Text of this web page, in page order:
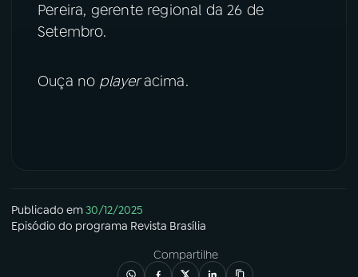
TikTok
Pereira, gerente regional da 26 de
Setembro.
Ouça no playeracima.
Publicado em30/12/2025
Episódio do programa Revista Brasília
Compartilhe